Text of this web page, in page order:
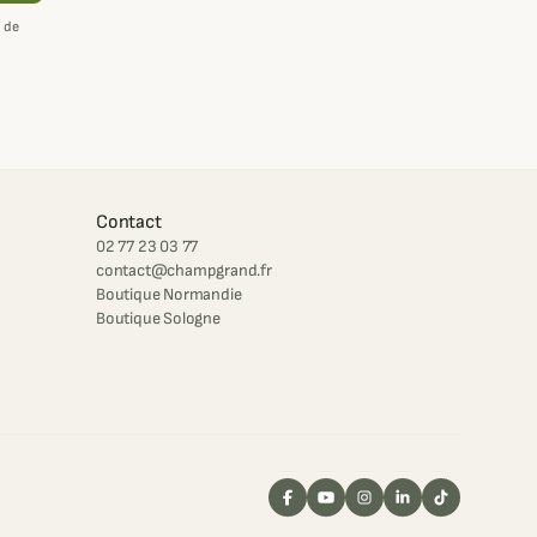
de
Contact
02 77 23 03 77
contact@champgrand.fr
Boutique Normandie
Boutique Sologne